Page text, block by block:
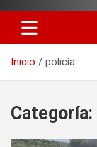
Inicio policía
Categoría: